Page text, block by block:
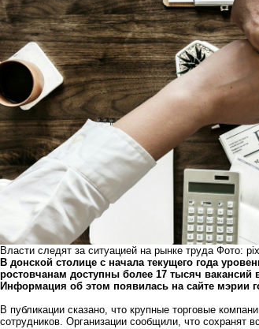
Власти следят за ситуацией на рынке труда Фото:
В донской столице с начала текущего года
ростовчанам доступны более 17 тысяч вакансий
Информация об этом появилась на сайте мэрии
В публикации сказано, что крупные торговые
сотрудников. Организации сообщили, что сохранят